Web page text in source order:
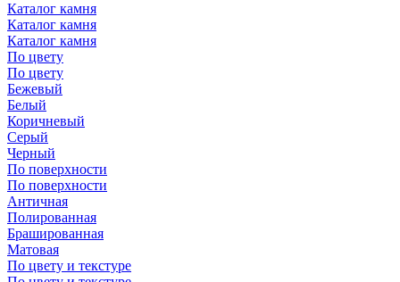
Каталог камня
Каталог камня
Каталог камня
По цвету
По цвету
Бежевый
Белый
Коричневый
Серый
Черный
По поверхности
По поверхности
Античная
Полированная
Брашированная
Матовая
По цвету и текстуре